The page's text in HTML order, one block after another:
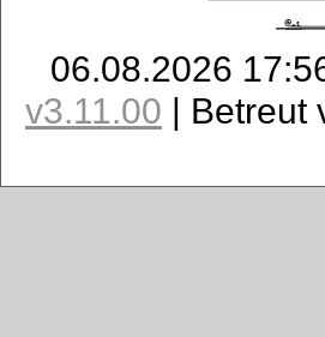
06.08.2026
v3.11.00 | Betreut